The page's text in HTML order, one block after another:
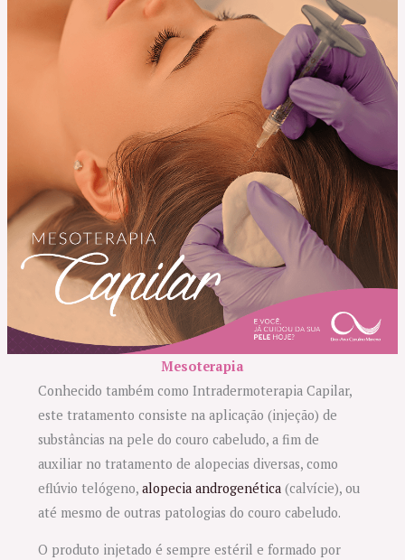
Mesoterapia
Conhecido também como Intradermoterapia Capilar,
este tratamento consiste na aplicação (injeção) de
substâncias na pele do couro cabeludo, a fim de
auxiliar no tratamento de alopecias diversas, como
eflúvio telógeno,alopecia androgenética (calvície), ou
até mesmo de outras patologias do couro cabeludo.
O produto injetado é sempre estéril e formado por